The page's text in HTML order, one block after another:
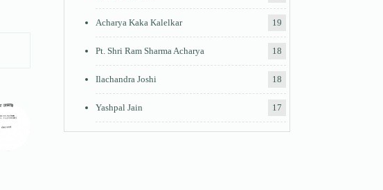
Acharya Kaka Kalelkar 19
Pt. Shri Ram Sharma Acharya 18
Ilachandra Joshi 18
Yashpal Jain 17